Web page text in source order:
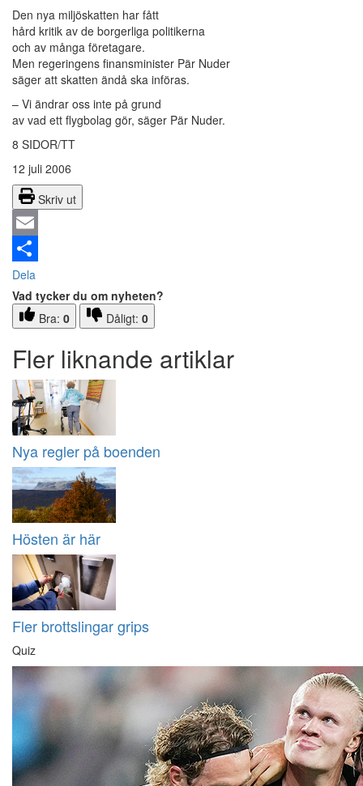
Den nya miljöskatten har fått
hård kritik av de borgerliga politikerna
och av många företagare.
Men regeringens finansminister Pär Nuder
säger att skatten ändå ska införas.
– Vi ändrar oss inte på grund
av vad ett flygbolag gör, säger Pär Nuder.
8 SIDOR/TT
12 juli 2006
Skriv ut
Email
Dela
Vad tycker du om nyheten?
Bra: 0 Dåligt: 0
Fler liknande artiklar
Nya regler på boenden
Hösten är här
Fler brottslingar grips
Quiz